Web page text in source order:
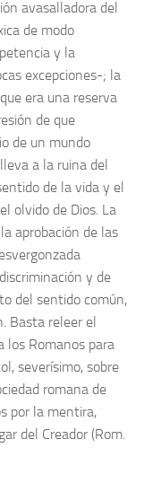
avasalladora del
de modo
y la
excepciones-; la
era una reserva
de que
de un mundo
a la ruina del
de la vida y el
olvido de Dios. La
aprobación de las
y de
del sentido común,
Basta releer el
los Romanos para
severísimo, sobre
romana de
por la mentira,
del Creador (Rom.